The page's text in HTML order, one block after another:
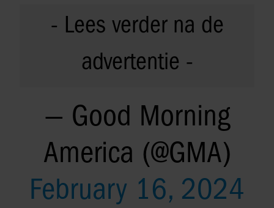
— Good Morning
America (@GMA)
February 16, 2024